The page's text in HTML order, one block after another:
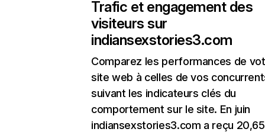
Trafic et engagement des
visiteurs sur
indiansexstories3.com
Comparez les performances de
site web à celles de vos
suivant les indicateurs clés du
comportement sur le site. En juin
indiansexstories3.com a reçu